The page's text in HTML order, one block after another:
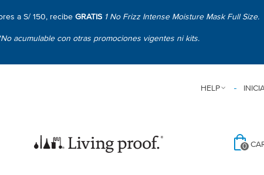
a S/ 150, recibe GRATIS 1 No Frizz Intense Moisture Mask Full Size.
acumulable con otras promociones vigentes ni kits.
HELP
0